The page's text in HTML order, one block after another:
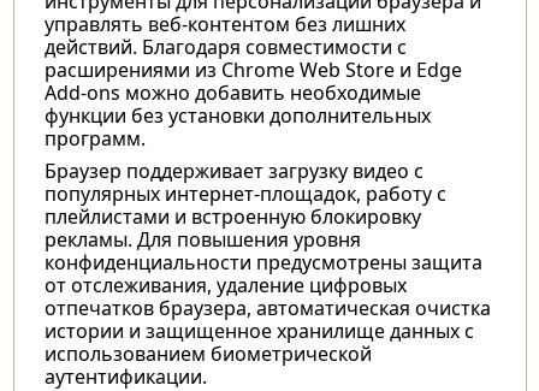
управлять веб-контентом без лишних
действий. Благодаря совместимости с
расширениями из Chrome Web Store и Edge
Add-ons можно добавить необходимые
функции без установки дополнительных
программ.
Браузер поддерживает загрузку видео с
популярных интернет-площадок, работу с
плейлистами и встроенную блокировку
рекламы. Для повышения уровня
конфиденциальности предусмотрены защита
от отслеживания, удаление цифровых
отпечатков браузера, автоматическая очистка
истории и защищенное хранилище данных с
использованием биометрической
аутентификации.